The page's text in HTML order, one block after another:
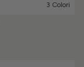
3 Colori